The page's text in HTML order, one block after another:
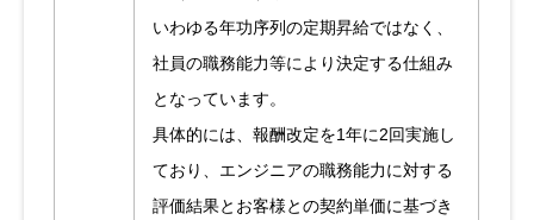
いわゆる年功序列の定期昇給ではなく、
社員の職務能力等により決定する仕組み
となっています。
具体的には、報酬改定を1年に2回実施し
ており、エンジニアの職務能力に対する
評価結果とお客様との契約単価に基づき